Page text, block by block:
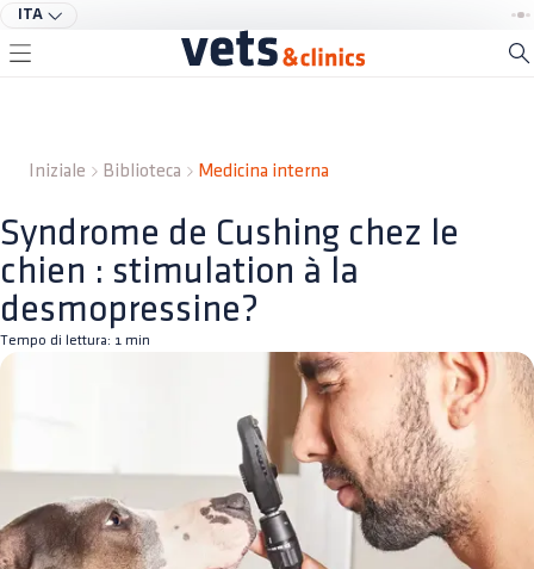
ITA
Iniziale Biblioteca Medicina interna
Syndrome de Cushing chez le
chien : stimulation à la
desmopressine?
Tempo di lettura: 1 min